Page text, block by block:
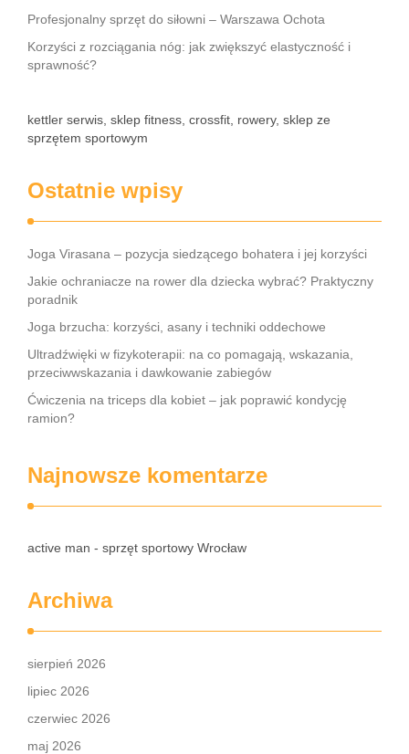
Profesjonalny sprzęt do siłowni – Warszawa Ochota
Korzyści z rozciągania nóg: jak zwiększyć elastyczność i
sprawność?
kettler serwis, sklep fitness, crossfit, rowery, sklep ze
sprzętem sportowym
Ostatnie wpisy
Joga Virasana – pozycja siedzącego bohatera i jej korzyści
Jakie ochraniacze na rower dla dziecka wybrać? Praktyczny
poradnik
Joga brzucha: korzyści, asany i techniki oddechowe
Ultradźwięki w fizykoterapii: na co pomagają, wskazania,
przeciwwskazania i dawkowanie zabiegów
Ćwiczenia na triceps dla kobiet – jak poprawić kondycję
ramion?
Najnowsze komentarze
active man - sprzęt sportowy Wrocław
Archiwa
sierpień 2026
lipiec 2026
czerwiec 2026
maj 2026